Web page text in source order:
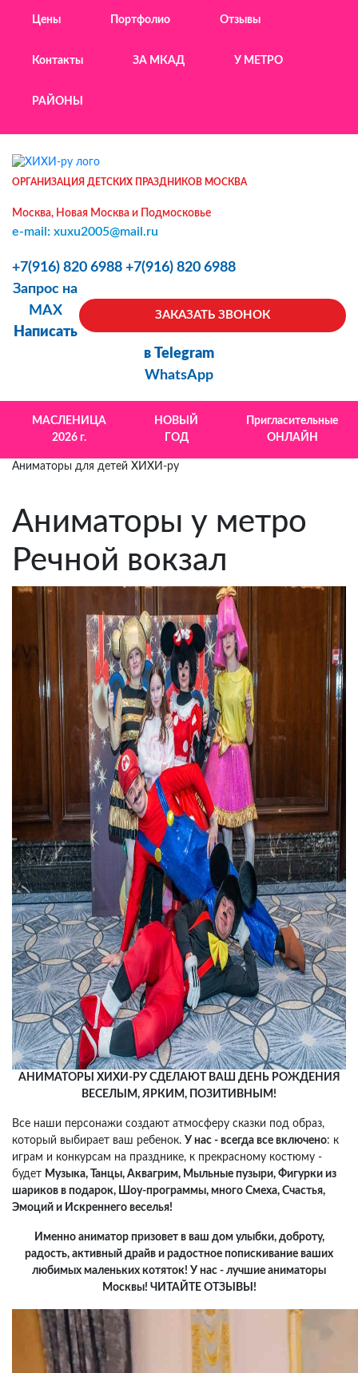
Цены Портфолио Отзывы
Контакты ЗА МКАД У МЕТРО
РАЙОНЫ
ОРГАНИЗАЦИЯ ДЕТСКИХ ПРАЗДНИКОВ МОСКВА
Москва, Новая Москва и Подмосковье
e-mail: xuxu2005@mail.ru
+7(916) 820 6988 +7(916) 820 6988
ЗАКАЗАТЬ ЗВОНОК
Запрос на
MAX
Написать
в Telegram
WhatsApp
МАСЛЕНИЦА
2026 г.
НОВЫЙ
ГОД
Пригласительные
ОНЛАЙН
Аниматоры для детей ХИХИ-ру
Аниматоры у метро
Речной вокзал
АНИМАТОРЫ ХИХИ-РУ СДЕЛАЮТ ВАШ ДЕНЬ РОЖДЕНИЯ
ВЕСЕЛЫМ, ЯРКИМ, ПОЗИТИВНЫМ!
Все наши персонажи создают атмосферу сказки под образ,
который выбирает ваш ребенок. У нас - всегда все включено: к
играм и конкурсам на празднике, к прекрасному костюму -
будет Музыка, Танцы, Аквагрим, Мыльные пузыри, Фигурки из
шариков в подарок, Шоу-программы, много Смеха, Счастья,
Эмоций и Искреннего веселья!
Именно аниматор призовет в ваш дом улыбки, доброту,
радость, активный драйв и радостное попискивание ваших
любимых маленьких котяток! У нас - лучшие аниматоры
Москвы! ЧИТАЙТЕ ОТЗЫВЫ!